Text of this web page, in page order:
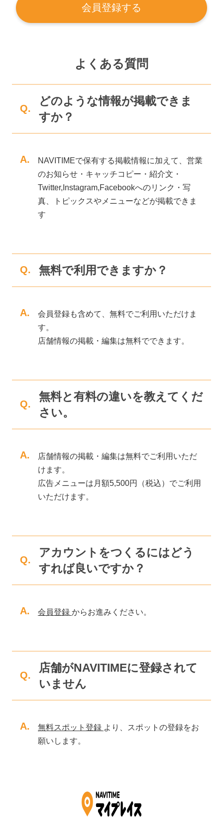
会員登録する
よくある質問
Q.
どのような情報が掲載できま
すか？
A.
NAVITIMEで保有する掲載情報に加えて、営業
のお知らせ・キャッチコピー・紹介文・
Twitter,Instagram,Facebookへのリンク・写
真、トピックスやメニューなどが掲載できま
す
Q. 無料で利用できますか？
A.
会員登録も含めて、無料でご利用いただけま
す。
店舗情報の掲載・編集は無料でできます。
Q.
無料と有料の違いを教えてくだ
さい。
A.
店舗情報の掲載・編集は無料でご利用いただ
けます。
広告メニューは月額5,500円（税込）でご利用
いただけます。
Q.
アカウントをつくるにはどう
すれば良いですか？
A. 会員登録 からお進みください。
Q.
店舗がNAVITIMEに登録されて
いません
A. 無料スポット登録 より、スポットの登録をお
願いします。